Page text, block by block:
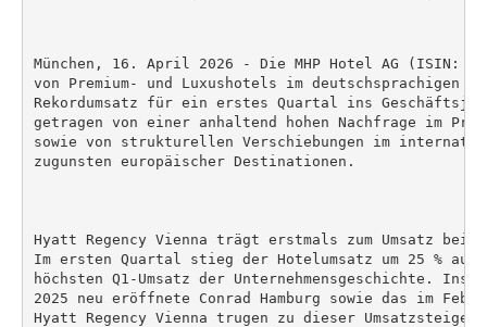
München, 16. April 2026 - Die MHP Hotel AG (ISIN:
von Premium- und Luxushotels im deutschsprachigen
Rekordumsatz für ein erstes Quartal ins
getragen von einer anhaltend hohen Nachfrage im
sowie von strukturellen Verschiebungen im
zugunsten europäischer Destinationen.
Hyatt Regency Vienna trägt erstmals zum Umsatz bei
Im ersten Quartal stieg der Hotelumsatz um 25 % auf
höchsten Q1-Umsatz der Unternehmensgeschichte.
2025 neu eröffnete Conrad Hamburg sowie das im
Hyatt Regency Vienna trugen zu dieser